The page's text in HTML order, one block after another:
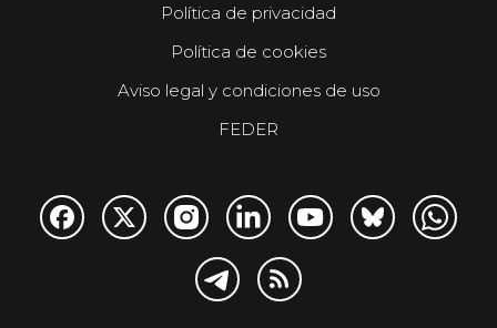
Política de privacidad
Política de cookies
Aviso legal y condiciones de uso
FEDER